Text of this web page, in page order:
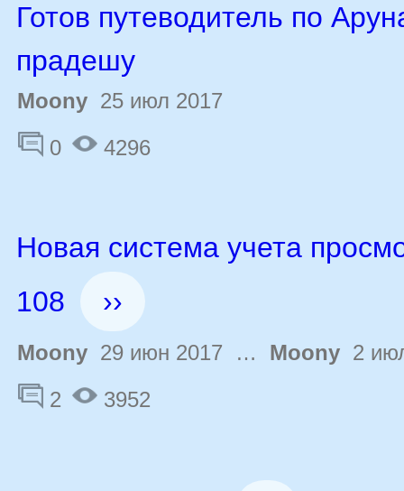
Готов путеводитель по
прадешу
Moony 25 июл 2017
0
4296
Новая система учета
108
››
Moony 29 июн 2017 … Moony 2
2
3952